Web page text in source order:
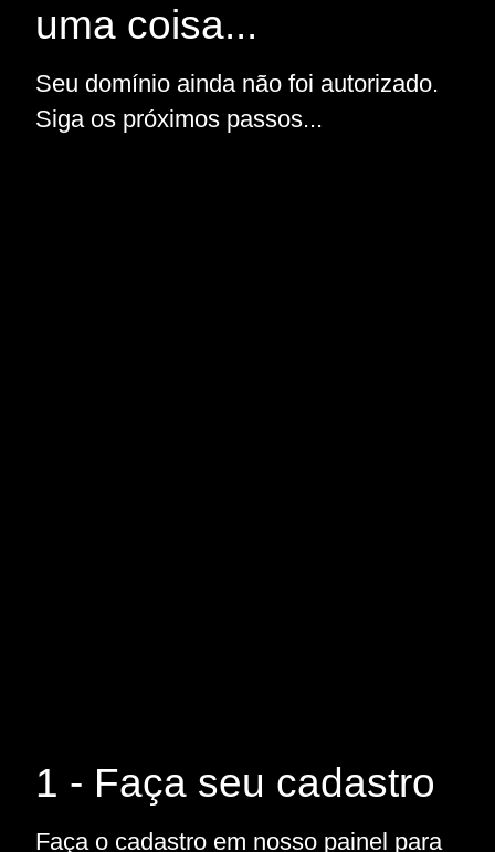
uma coisa...
Seu domínio ainda não foi autorizado.
Siga os próximos passos...
1 - Faça seu cadastro
Faça o cadastro em nosso painel para